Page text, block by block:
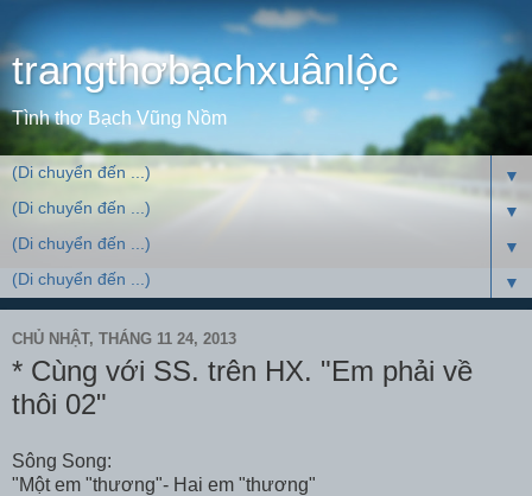
trangthơbạchxuânlộc
Tình thơ Bạch Vũng Nồm
▼
▼
▼
▼
CHỦ NHẬT, THÁNG 11 24, 2013
* Cùng với SS. trên HX. "Em phải về
thôi 02"
Sông Song:
"Một em "thương"- Hai em "thương"